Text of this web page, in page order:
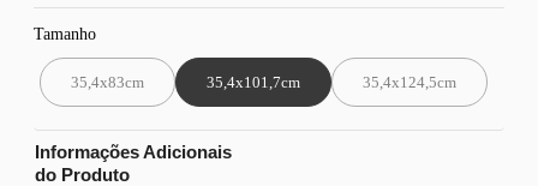
Tamanho
35,4x83cm 35,4x101,7cm 35,4x124,5cm
Informações Adicionais
do Produto